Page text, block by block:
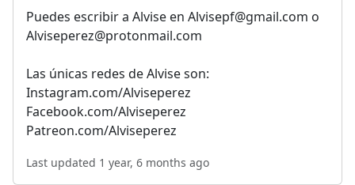
Puedes escribir a Alvise en Alvisepf@gmail.com o
Alviseperez@protonmail.com
Las únicas redes de Alvise son:
Instagram.com/Alviseperez
Facebook.com/Alviseperez
Patreon.com/Alviseperez
Last updated 1 year, 6 months ago